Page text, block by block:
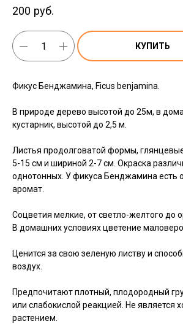
200 руб.
КУПИТЬ
Фикус Бенджамина, Ficus benjamina.
В природе дерево высотой до 25м, в
кустарник, высотой до 2,5 м.
Листья продолговатой формы,
5-15 см и шириной 2-7 см. Окраска
однотонных. У фикуса Бенджамина есть
аромат.
Соцветия мелкие, от светло-желтого до
В домашних условиях цветение
Ценится за свою зеленую листву и
воздух.
Предпочитают плотный, плодородный
или слабокислой реакцией. Не является
растением.